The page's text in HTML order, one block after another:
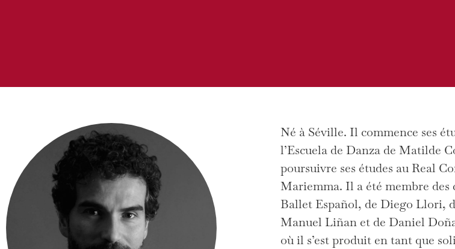
Né à Séville. Il commence ses
l’Escuela de Danza de Matilde
poursuivre ses études au Real
Mariemma. Il a été membre des
Ballet Español, de Diego Llori,
Manuel Liñan et de Daniel
où il s’est produit en tant que